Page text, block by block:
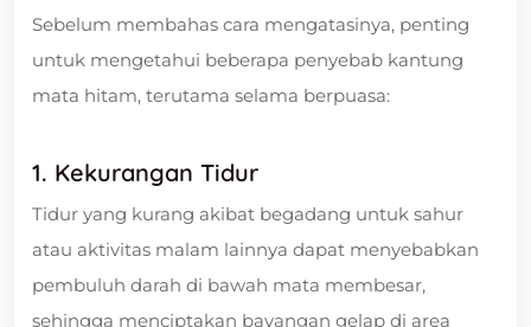
Sebelum membahas cara mengatasinya, penting
untuk mengetahui beberapa penyebab kantung
mata hitam, terutama selama berpuasa:
1. Kekurangan Tidur
Tidur yang kurang akibat begadang untuk sahur
atau aktivitas malam lainnya dapat menyebabkan
pembuluh darah di bawah mata membesar,
sehingga menciptakan bayangan gelap di area